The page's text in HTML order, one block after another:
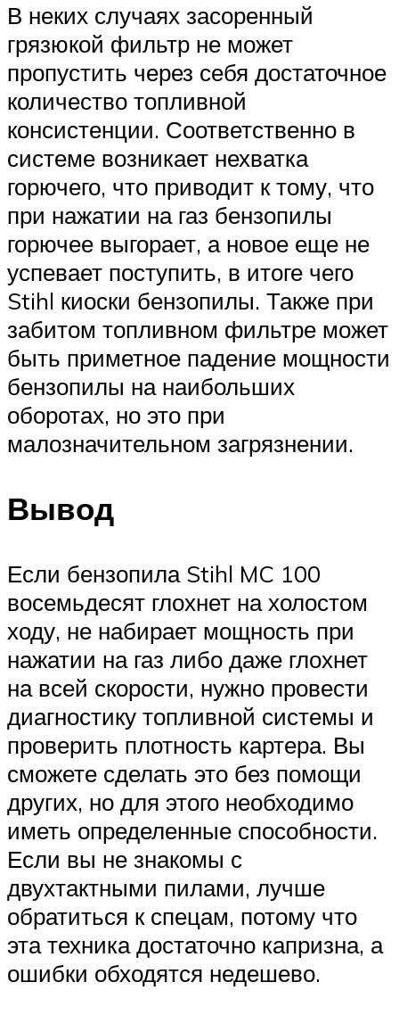
В неких случаях засоренный
грязюкой фильтр не может
пропустить через себя достаточное
количество топливной
консистенции. Соответственно в
системе возникает нехватка
горючего, что приводит к тому, что
при нажатии на газ бензопилы
горючее выгорает, а новое еще не
успевает поступить, в итоге чего
Stihl киоски бензопилы. Также при
забитом топливном фильтре может
быть приметное падение мощности
бензопилы на наибольших
оборотах, но это при
малозначительном загрязнении.
Вывод
Если бензопила Stihl MC 100
восемьдесят глохнет на холостом
ходу, не набирает мощность при
нажатии на газ либо даже глохнет
на всей скорости, нужно провести
диагностику топливной системы и
проверить плотность картера. Вы
сможете сделать это без помощи
других, но для этого необходимо
иметь определенные способности.
Если вы не знакомы с
двухтактными пилами, лучше
обратиться к спецам, потому что
эта техника достаточно капризна, а
ошибки обходятся недешево.